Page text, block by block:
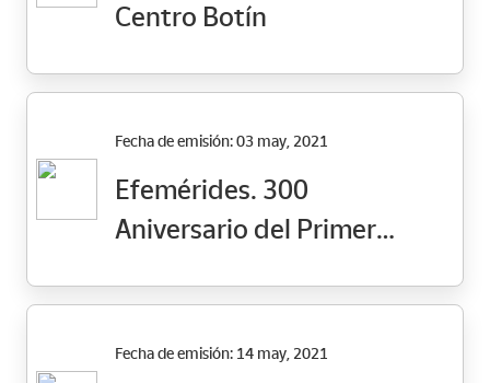
Centro Botín
Fecha de emisión: 03 may, 2021
Efemérides. 300
Aniversario del Primer
Fecha de emisión: 14 may, 2021